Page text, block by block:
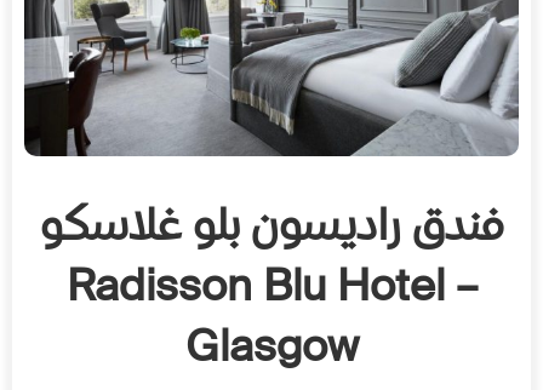
فندق راديسون بلو غلاسكو
– Radisson Blu Hotel
Glasgow